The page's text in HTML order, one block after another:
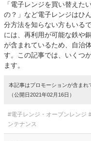
「電子レンジを買い替えた
の？」など電子レンジはひ
分方法を知らない方もいる
には、再利用が可能な鉄や
が含まれているため、自治
す。この記事では、いくつ
ます。
本記事はプロモーションが含まれ
（公開日2021年02月16日）
#電子レンジ・オーブンレンジ
ンテナンス